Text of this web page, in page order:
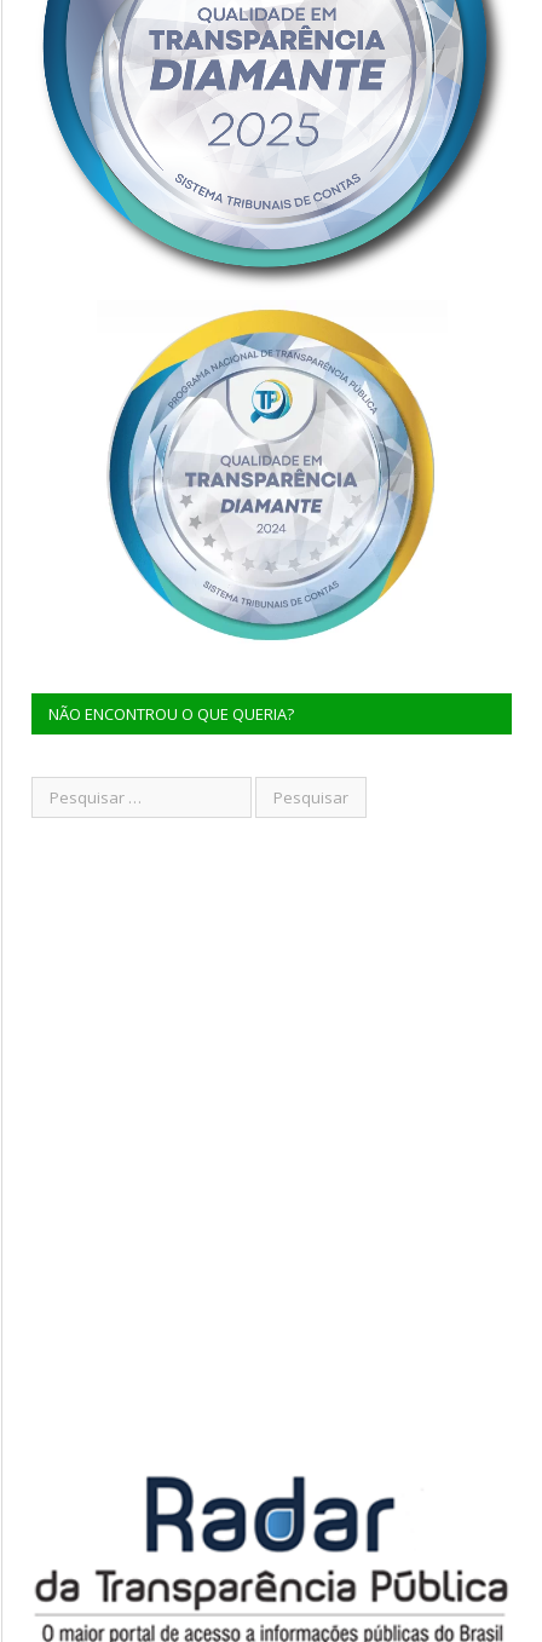
NÃO ENCONTROU O QUE QUERIA?